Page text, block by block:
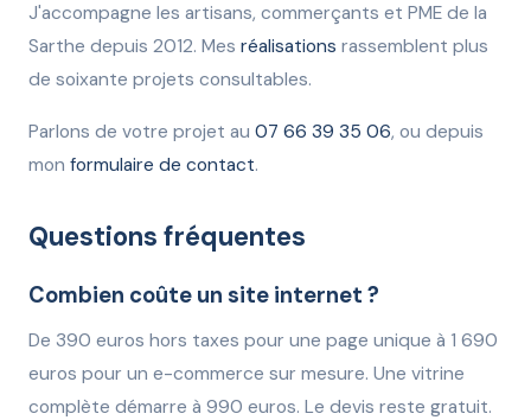
J'accompagne les artisans, commerçants et PME de la
Sarthe depuis 2012. Mes réalisations rassemblent plus
de soixante projets consultables.
Parlons de votre projet au 07 66 39 35 06, ou depuis
mon formulaire de contact.
Questions fréquentes
Combien coûte un site internet ?
De 390 euros hors taxes pour une page unique à 1 690
euros pour un e-commerce sur mesure. Une vitrine
complète démarre à 990 euros. Le devis reste gratuit.